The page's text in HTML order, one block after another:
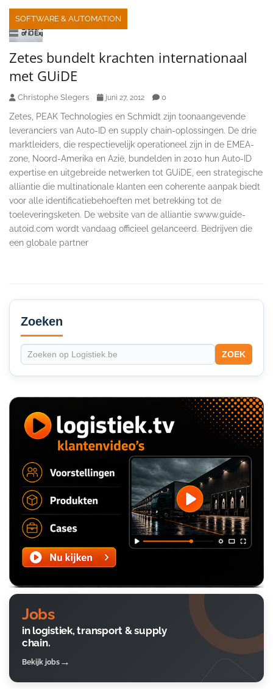
SOFTWARE & AUTOMATION
Zetes bundelt krachten internationaal
met GUiDE
Christophe Slegers juni 27, 2012 0
Zetes, PEAK Technologies en Schmidt zijn toonaangevende
leveranciers van Auto-ID en supply chain-oplossingen. De drie
marktleiders, die respectievelijk operationeel zijn in de EMEA-
zone, Noord-Amerika en Azië, bundelden in 2010 hun Auto-ID
expertise en uitgebreide netwerken tot GUiDE, een strategische
alliantie die multinationale klanten een coherente aanpak biedt
voor alle identificatiebehoeften met betrekking tot de
toeleveringsketen. De website van de alliantie swww.guide-
autoid.com wordt vandaag officieel gelanceerd. Bedrijven die
een globale partner
Secondary
Sidebar
Zoeken
ZOEK
Jobs
in logistiek, transport & supply
chain.
Bekijk jobs